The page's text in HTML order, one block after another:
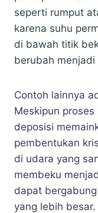
seperti rumput
karena suhu
di bawah titik
berubah
Contoh lainnya
Meskipun
deposisi
pembentukan
di udara yang
membeku
dapat
yang lebih besar.